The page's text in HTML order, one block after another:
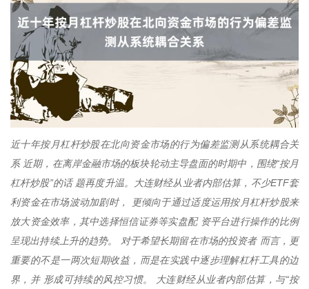
近十年按月杠杆炒股在北向资金市场的行为偏差监测从系统耦合关
系 近期，在离岸金融市场的板块轮动主导盘面的时期中，围绕“按月
杠杆炒股”的话 题再度升温。大连财经从业者内部估算，不少ETF套
利资金在市场波动加剧时， 更倾向于通过适度运用按月杠杆炒股来
放大资金效率，其中选择恒信证券等实盘配 资平台进行操作的比例
呈现出持续上升的趋势。 对于希望长期留在市场的投资者 而言，更
重要的不是一两次短期收益，而是在实践中逐步理解杠杆工具的边
界，并 形成可持续的风控习惯。 大连财经从业者内部估算，与“按